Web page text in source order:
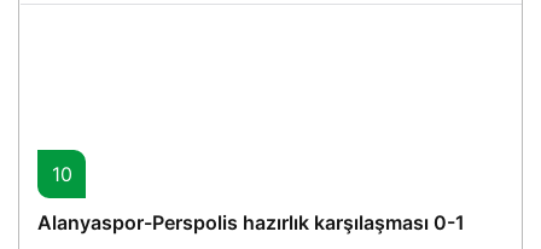
10
Alanyaspor-Perspolis hazırlık karşılaşması 0-1